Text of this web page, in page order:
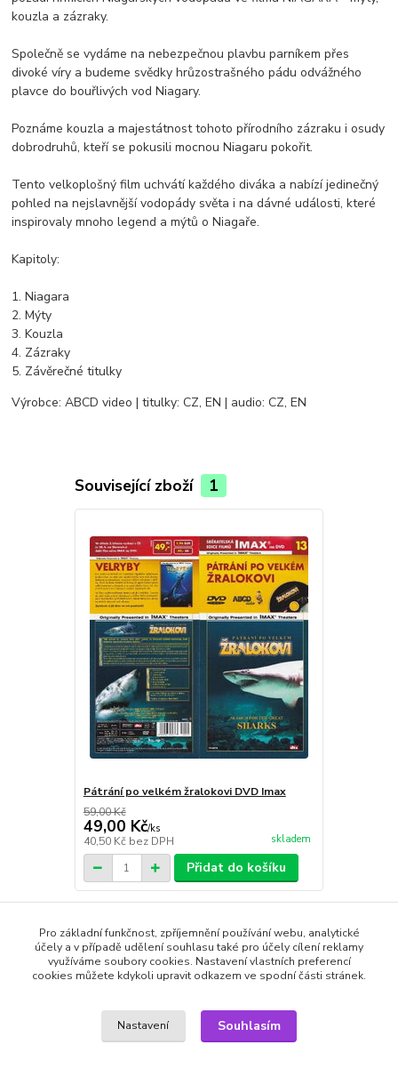
kouzla a zázraky.
Společně se vydáme na nebezpečnou plavbu parníkem přes
divoké víry a budeme svědky hrůzostrašného pádu odvážného
plavce do bouřlivých vod Niagary.
Poznáme kouzla a majestátnost tohoto přírodního zázraku i osudy
dobrodruhů, kteří se pokusili mocnou Niagaru pokořit.
Tento velkoplošný film uchvátí každého diváka a nabízí jedinečný
pohled na nejslavnější vodopády světa i na dávné události, které
inspirovaly mnoho legend a mýtů o Niagaře.
Kapitoly:
1. Niagara
2. Mýty
3. Kouzla
4. Zázraky
5. Závěrečné titulky
Výrobce: ABCD video | titulky: CZ, EN | audio: CZ, EN
Související zboží 1
Pátrání po velkém žralokovi DVD Imax
59,00 Kč
49,00 Kč/ks
40,50 Kč bez DPH skladem
Přidat do košíku
Zboží zařazeno v kategoriích
DVD cestopisné
edice filmů IMAX
Pro základní funkčnost, zpříjemnění používání webu, analytické
účely a v případě udělení souhlasu také pro účely cílení reklamy
využíváme soubory cookies. Nastavení vlastních preferencí
cookies můžete kdykoli upravit odkazem ve spodní části stránek.
Nastavení Souhlasím